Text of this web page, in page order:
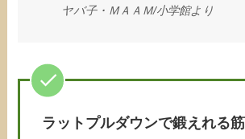
ヤバ子・ＭＡＡＭ/小学館より
ラットプルダウンで鍛えれる